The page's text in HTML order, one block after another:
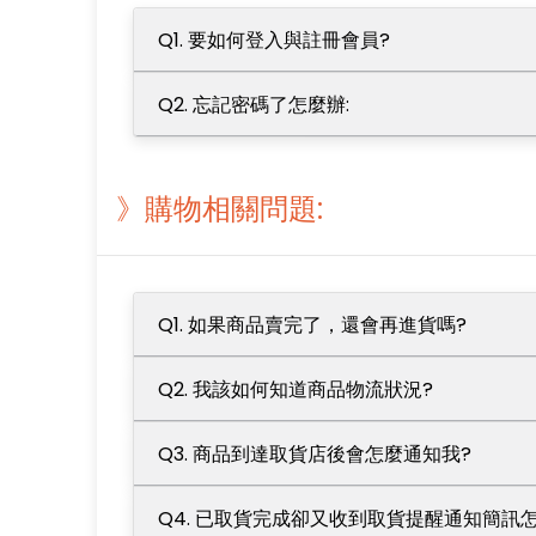
Q1. 要如何登入與註冊會員?
Q2. 忘記密碼了怎麼辦:
》購物相關問題:
Q1. 如果商品賣完了，還會再進貨嗎?
Q2. 我該如何知道商品物流狀況?
Q3. 商品到達取貨店後會怎麼通知我?
Q4. 已取貨完成卻又收到取貨提醒通知簡訊